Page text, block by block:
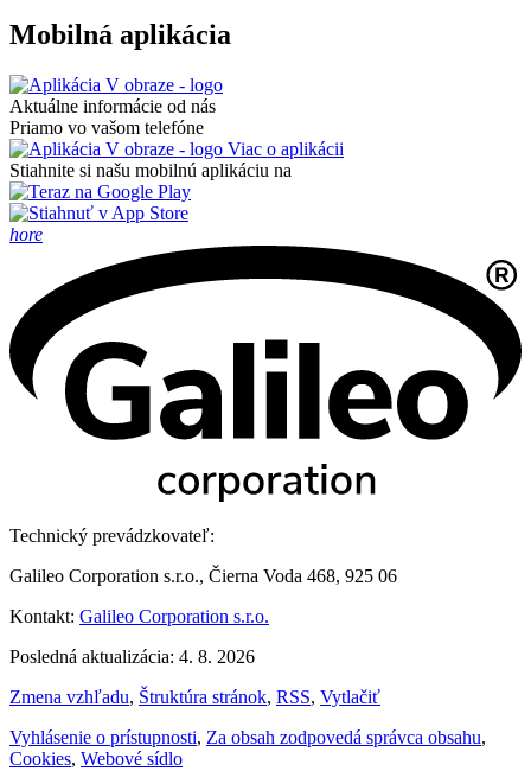
Mobilná aplikácia
Aktuálne informácie od nás
Priamo vo vašom telefóne
Viac o aplikácii
Stiahnite si našu mobilnú aplikáciu na
hore
Technický prevádzkovateľ:
Galileo Corporation s.r.o., Čierna Voda 468, 925 06
Kontakt: Galileo Corporation s.r.o.
Posledná aktualizácia: 4. 8. 2026
Zmena vzhľadu, Štruktúra stránok, RSS, Vytlačiť
Vyhlásenie o prístupnosti, Za obsah zodpovedá správca obsahu,
Cookies, Webové sídlo